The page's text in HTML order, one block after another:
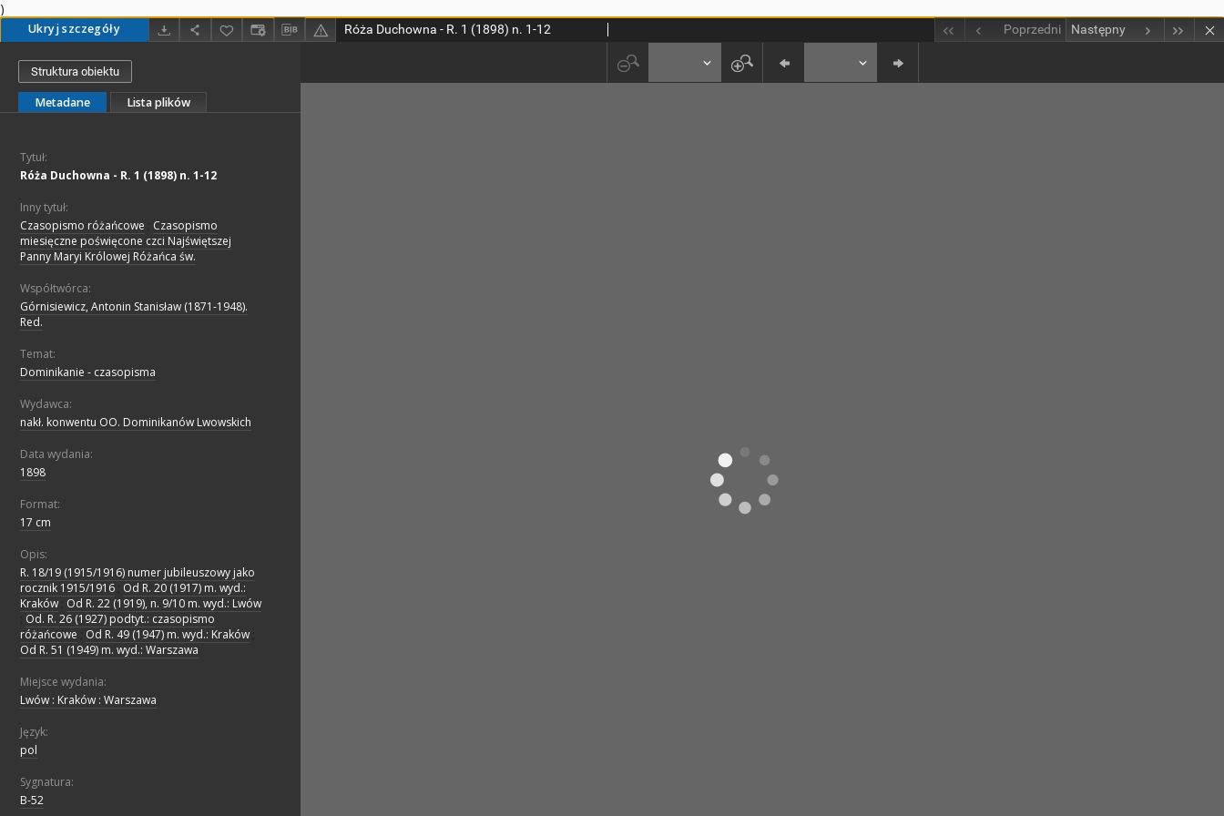
)
Ukryj szczegóły Róża Duchowna - R. 1 (1898) n. 1-12 Poprzedni Następny
Struktura obiektu
Metadane Lista plików
Tytuł:
Róża Duchowna - R. 1 (1898) n. 1-12
Inny tytuł:
Czasopismo różańcowe
Czasopismo
miesięczne poświęcone czci Najświętszej
Panny Maryi Królowej Różańca św.
Współtwórca:
Górnisiewicz, Antonin Stanisław (1871-1948).
Red.
Temat:
Dominikanie - czasopisma
Wydawca:
nakł. konwentu OO. Dominikanów Lwowskich
Data wydania:
1898
Format:
17 cm
Opis:
R. 18/19 (1915/1916) numer jubileuszowy jako
rocznik 1915/1916 Od R. 20 (1917) m. wyd.:
Kraków Od R. 22 (1919), n. 9/10 m. wyd.: Lwów
Od. R. 26 (1927) podtyt.: czasopismo
różańcowe
Od R. 49 (1947) m. wyd.: Kraków
Od R. 51 (1949) m. wyd.: Warszawa
Miejsce wydania:
Lwów : Kraków : Warszawa
Język:
pol
Sygnatura:
B-52